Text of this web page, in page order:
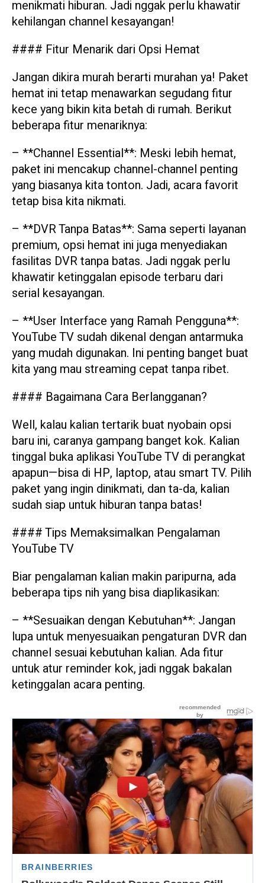
menikmati hiburan. Jadi nggak perlu khawatir
kehilangan channel kesayangan!
#### Fitur Menarik dari Opsi Hemat
Jangan dikira murah berarti murahan ya! Paket
hemat ini tetap menawarkan segudang fitur
kece yang bikin kita betah di rumah. Berikut
beberapa fitur menariknya:
– **Channel Essential**: Meski lebih hemat,
paket ini mencakup channel-channel penting
yang biasanya kita tonton. Jadi, acara favorit
tetap bisa kita nikmati.
– **DVR Tanpa Batas**: Sama seperti layanan
premium, opsi hemat ini juga menyediakan
fasilitas DVR tanpa batas. Jadi nggak perlu
khawatir ketinggalan episode terbaru dari
serial kesayangan.
– **User Interface yang Ramah Pengguna**:
YouTube TV sudah dikenal dengan antarmuka
yang mudah digunakan. Ini penting banget buat
kita yang mau streaming cepat tanpa ribet.
#### Bagaimana Cara Berlangganan?
Well, kalau kalian tertarik buat nyobain opsi
baru ini, caranya gampang banget kok. Kalian
tinggal buka aplikasi YouTube TV di perangkat
apapun—bisa di HP, laptop, atau smart TV. Pilih
paket yang ingin dinikmati, dan ta-da, kalian
sudah siap untuk hiburan tanpa batas!
#### Tips Memaksimalkan Pengalaman
YouTube TV
Biar pengalaman kalian makin paripurna, ada
beberapa tips nih yang bisa diaplikasikan:
– **Sesuaikan dengan Kebutuhan**: Jangan
lupa untuk menyesuaikan pengaturan DVR dan
channel sesuai kebutuhan kalian. Ada fitur
untuk atur reminder kok, jadi nggak bakalan
ketinggalan acara penting.